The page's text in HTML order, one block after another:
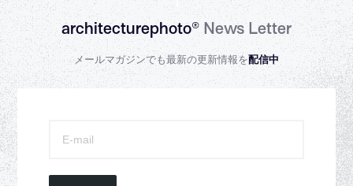
architecturephoto®News Letter
メールマガジンでも最新の更新情報を配信中